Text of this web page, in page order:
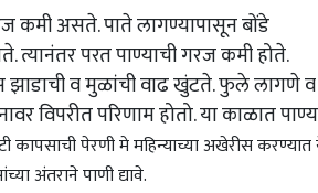
कमी असते. पाते लागण्यापासून बोंडे
त्यानंतर परत पाण्याची गरज कमी होते.
झाडाची व मुळांची वाढ खुंटते. फुले लागणे
विपरीत परिणाम होतो. या काळात
कापसाची पेरणी मे महिन्याच्या अखेरीस
अंतराने पाणी द्यावे.